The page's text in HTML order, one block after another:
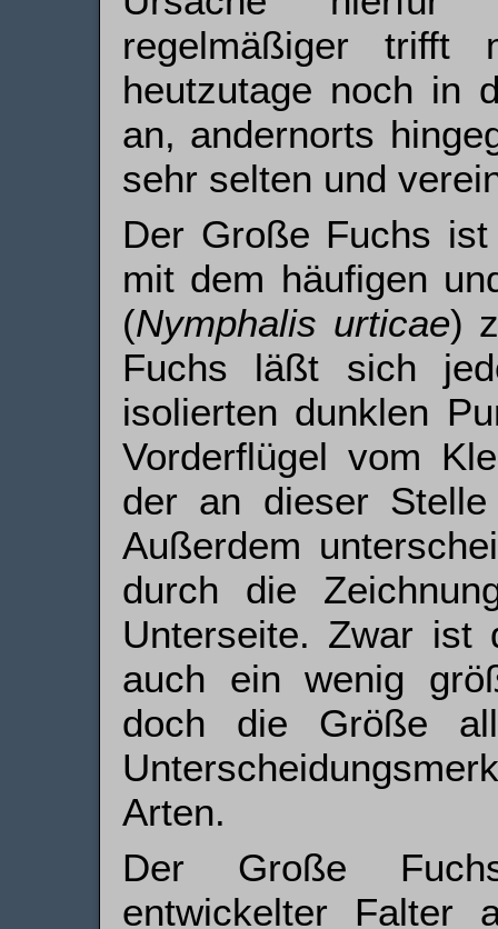
regelmäßiger trifft
heutzutage noch in
an, andernorts
sehr selten und
Der Große Fuchs
mit dem häufigen
(Nymphalis urticae)
Fuchs läßt sich
isolierten dunklen
Vorderflügel vom
der an dieser
Außerdem
durch die
Unterseite. Zwar ist
auch ein wenig
doch die Größe
Arten.
Der Große
entwickelter Falter